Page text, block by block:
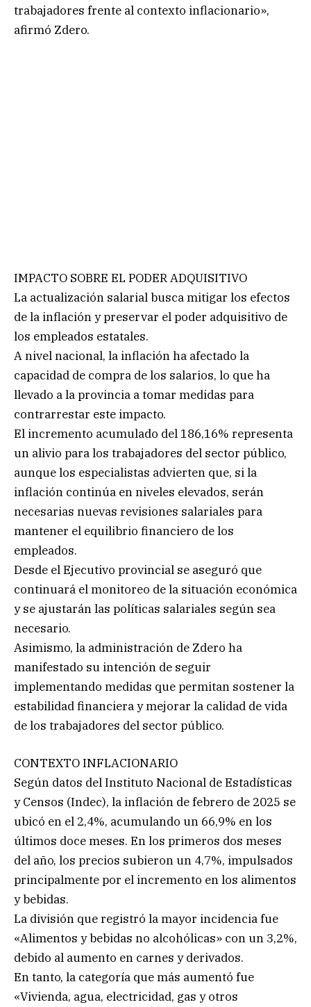
trabajadores frente al contexto inflacionario»,
afirmó Zdero.
IMPACTO SOBRE EL PODER ADQUISITIVO
La actualización salarial busca mitigar los efectos
de la inflación y preservar el poder adquisitivo de
los empleados estatales.
A nivel nacional, la inflación ha afectado la
capacidad de compra de los salarios, lo que ha
llevado a la provincia a tomar medidas para
contrarrestar este impacto.
El incremento acumulado del 186,16% representa
un alivio para los trabajadores del sector público,
aunque los especialistas advierten que, si la
inflación continúa en niveles elevados, serán
necesarias nuevas revisiones salariales para
mantener el equilibrio financiero de los
empleados.
Desde el Ejecutivo provincial se aseguró que
continuará el monitoreo de la situación económica
y se ajustarán las políticas salariales según sea
necesario.
Asimismo, la administración de Zdero ha
manifestado su intención de seguir
implementando medidas que permitan sostener la
estabilidad financiera y mejorar la calidad de vida
de los trabajadores del sector público.
CONTEXTO INFLACIONARIO
Según datos del Instituto Nacional de Estadísticas
y Censos (Indec), la inflación de febrero de 2025 se
ubicó en el 2,4%, acumulando un 66,9% en los
últimos doce meses. En los primeros dos meses
del año, los precios subieron un 4,7%, impulsados
principalmente por el incremento en los alimentos
y bebidas.
La división que registró la mayor incidencia fue
«Alimentos y bebidas no alcohólicas» con un 3,2%,
debido al aumento en carnes y derivados.
En tanto, la categoría que más aumentó fue
«Vivienda, agua, electricidad, gas y otros